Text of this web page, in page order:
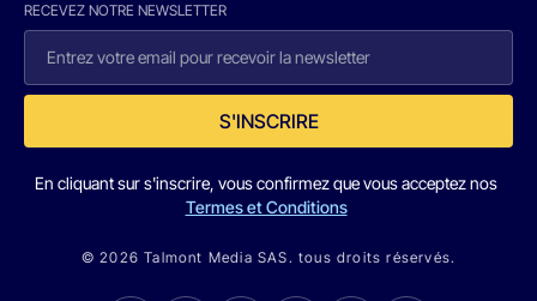
RECEVEZ NOTRE NEWSLETTER
S'INSCRIRE
En cliquant sur s'inscrire, vous confirmez que vous acceptez nos
Termes et Conditions
© 2026 Talmont Media SAS. tous droits réservés.